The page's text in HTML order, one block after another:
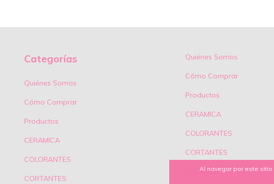
Al navegar por este sitio
Categorías
Quiénes Somos
Cómo Comprar
Productos
CERAMICA
COLORANTES
CORTANTES
Quiénes Somos
Cómo Comprar
Productos
CERAMICA
COLORANTES
CORTANTES
ESENCIAS